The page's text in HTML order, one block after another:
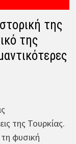
της
της
της Τουρκίας.
φυσική